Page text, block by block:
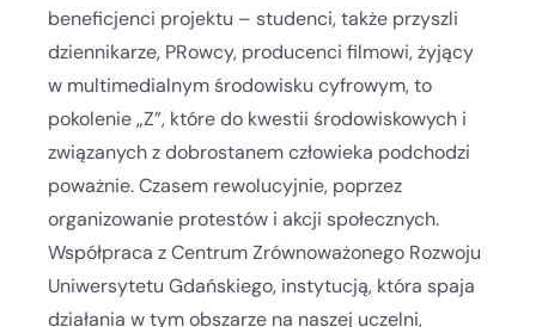
beneficjenci projektu – studenci, także przyszli
dziennikarze, PRowcy, producenci filmowi, żyjący
w multimedialnym środowisku cyfrowym, to
pokolenie „Z”, które do kwestii środowiskowych i
związanych z dobrostanem człowieka podchodzi
poważnie. Czasem rewolucyjnie, poprzez
organizowanie protestów i akcji społecznych.
Współpraca z Centrum Zrównoważonego Rozwoju
Uniwersytetu Gdańskiego, instytucją, która spaja
działania w tym obszarze na naszej uczelni,